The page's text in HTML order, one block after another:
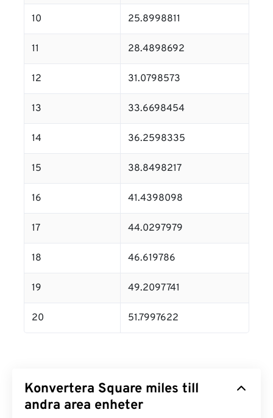
10 25.8998811
11 28.4898692
12 31.0798573
13 33.6698454
14 36.2598335
15 38.8498217
16 41.4398098
17 44.0297979
18 46.619786
19 49.2097741
20 51.7997622
Konvertera Square miles till
andra area enheter